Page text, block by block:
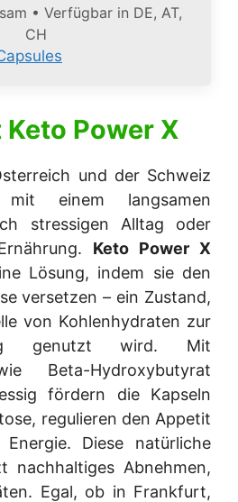
• Verfügbar in DE, AT,
CH
Keto Power X
und der Schweiz
einem langsamen
stressigen Alltag oder
Keto Power X
Lösung, indem sie den
versetzen – ein Zustand,
von Kohlenhydraten zur
genutzt wird. Mit
Beta-Hydroxybutyrat
fördern die Kapseln
regulieren den Appetit
Diese natürliche
nachhaltiges Abnehmen,
Egal, ob in Frankfurt,